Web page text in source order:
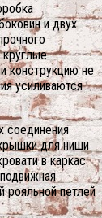
и двух
конструкцию не
усиливаются
соединения
для ниши
в каркас
рояльной петлей